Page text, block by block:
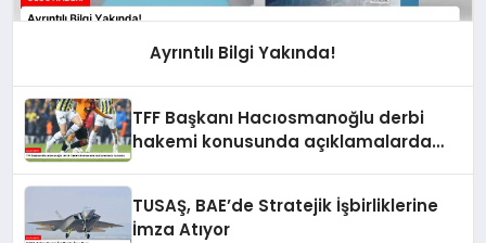
Ayrıntılı Bilgi Yakında!
TFF Başkanı Hacıosmanoğlu derbi
hakemi konusunda açıklamalarda
TUSAŞ, BAE’de Stratejik İşbirliklerine
İmza Atıyor